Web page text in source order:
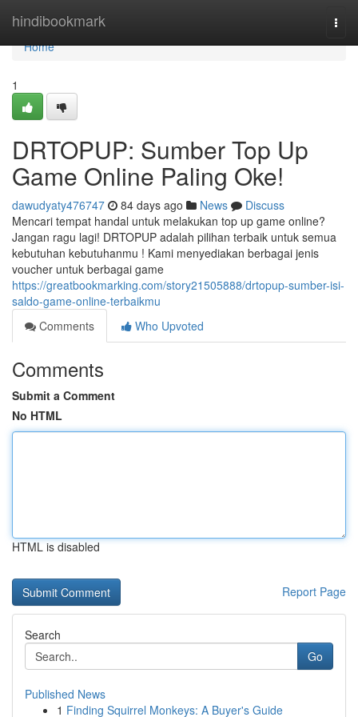
hindibookmark
Home
Home
1
DRTOPUP: Sumber Top Up
Game Online Paling Oke!
dawudyaty476747 84 days ago News
Discuss
Mencari tempat handal untuk melakukan top up game online?
Jangan ragu lagi! DRTOPUP adalah pilihan terbaik untuk semua
kebutuhan kebutuhanmu ! Kami menyediakan berbagai jenis
voucher untuk berbagai game
https://greatbookmarking.com/story21505888/drtopup-sumber-isi-
saldo-game-online-terbaikmu
Comments
Who Upvoted
Comments
Submit a Comment
No HTML
HTML is disabled
Report Page
Search
Go
Published News
1 Finding Squirrel Monkeys: A Buyer's Guide